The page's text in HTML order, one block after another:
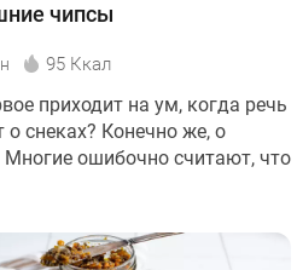
чипсы
95 Ккал
приходит на ум, когда речь
о снеках? Конечно же, о
Многие ошибочно считают, что